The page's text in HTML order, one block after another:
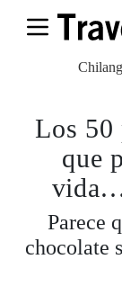
Los 50
que
vida…
Parece
chocolate